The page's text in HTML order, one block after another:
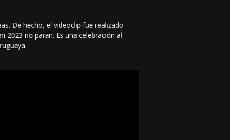
De hecho, el videoclip fue realizado
2023 no paran. Es una celebración al